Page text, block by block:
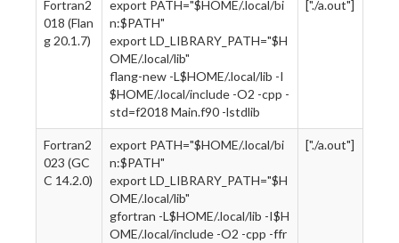
Fortran2
018 (Flan
g 20.1.7)
export PATH="$HOME/.local/bi
n:$PATH"
export LD_LIBRARY_PATH="$H
OME/.local/lib"
flang-new -L$HOME/.local/lib -I
$HOME/.local/include -O2 -cpp -
std=f2018 Main.f90 -lstdlib
["./a.out"]
Fortran2
023 (GC
C 14.2.0)
export PATH="$HOME/.local/bi
n:$PATH"
export LD_LIBRARY_PATH="$H
OME/.local/lib"
gfortran -L$HOME/.local/lib -I$H
OME/.local/include -O2 -cpp -ffr
["./a.out"]